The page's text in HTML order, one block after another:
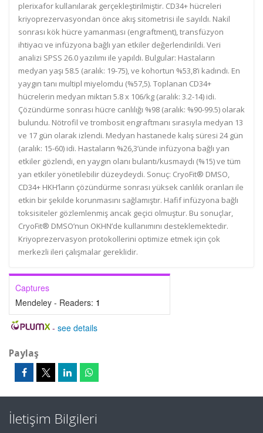
plerixafor kullanılarak gerçekleştirilmiştir. CD34+ hücreleri
kriyoprezervasyondan önce akış sitometrisi ile sayıldı. Nakil
sonrası kök hücre yamanması (engraftment), transfüzyon
ihtiyacı ve infüzyona bağlı yan etkiler değerlendirildi. Veri
analizi SPSS 26.0 yazılımı ile yapıldı. Bulgular: Hastaların
medyan yaşı 58.5 (aralık: 19-75), ve kohortun %53,8’i kadındı. En
yaygın tanı multipl miyelomdu (%57,5). Toplanan CD34+
hücrelerin medyan miktarı 5.8 x 106/kg (aralık: 3.2-14) idi.
Çözündürme sonrası hücre canlılığı %98 (aralık: %90-99.5) olarak
bulundu. Nötrofil ve trombosit engraftmanı sırasıyla medyan 13
ve 17 gün olarak izlendi. Medyan hastanede kalış süresi 24 gün
(aralık: 15-60) idi. Hastaların %26,3’ünde infüzyona bağlı yan
etkiler gözlendi, en yaygın olanı bulantı/kusmaydı (%15) ve tüm
yan etkiler yönetilebilir düzeydeydi. Sonuç: CryoFit® DMSO,
CD34+ HKH’ların çözündürme sonrası yüksek canlılık oranları ile
etkin bir şekilde korunmasını sağlamıştır. Hafif infüzyona bağlı
toksisiteler gözlemlenmiş ancak geçici olmuştur. Bu sonuçlar,
CryoFit® DMSO’nun OKHN’de kullanımını desteklemektedir.
Kriyoprezervasyon protokollerini optimize etmek için çok
merkezli ileri çalışmalar gereklidir.
Captures
Mendeley - Readers: 1
- see details
Paylaş
İletişim Bilgileri